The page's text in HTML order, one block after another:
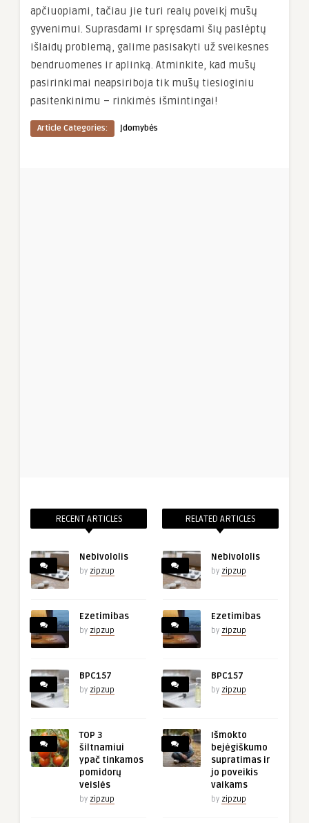
apčiuopiami, tačiau jie turi realų poveikį mūsų
gyvenimui. Suprasdami ir spręsdami šių paslėptų
išlaidų problemą, galime pasisakyti už sveikesnes
bendruomenes ir aplinką. Atminkite, kad mūsų
pasirinkimai neapsiriboja tik mūsų tiesioginiu
pasitenkinimu – rinkimės išmintingai!
Article Categories: Įdomybės
RECENT ARTICLES
Nebivololis
by zipzup
Ezetimibas
by zipzup
BPC157
by zipzup
TOP 3
šiltnamiui
ypač tinkamos
pomidorų
veislės
by zipzup
RELATED ARTICLES
Nebivololis
by zipzup
Ezetimibas
by zipzup
BPC157
by zipzup
Išmokto
bejėgiškumo
supratimas ir
jo poveikis
vaikams
by zipzup